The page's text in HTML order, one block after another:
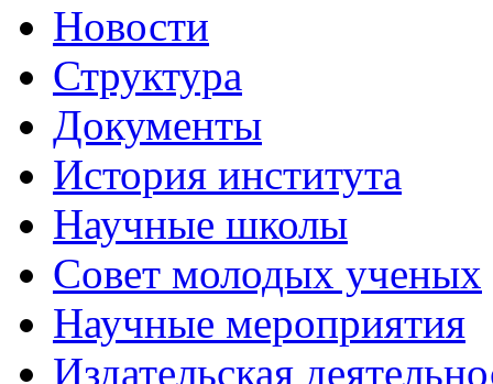
Новости
Структура
Документы
История института
Научные школы
Совет молодых ученых
Научные мероприятия
Издательская